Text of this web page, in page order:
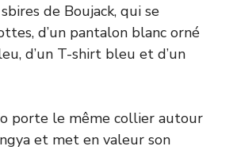
de Boujack, qui se
d’un pantalon blanc orné
d’un T-shirt bleu et d’un
porte le même collier autour
et met en valeur son